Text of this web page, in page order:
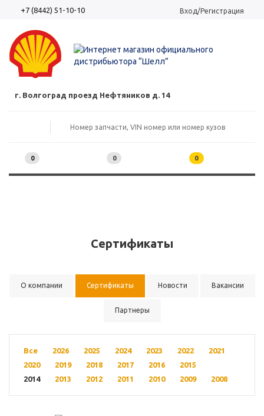
+7 (8442) 51-10-10 Вход/Регистрация
г. Волгоград проезд Нефтяников д. 14
0 0 0
Сертификаты
О компании Сертификаты Новости Вакансии
Партнеры
Все 2026 2025 2024 2023 2022
2021
2020
2019 2018 2017 2016
2015
2014
2013 2012 2011 2010 2009 2008